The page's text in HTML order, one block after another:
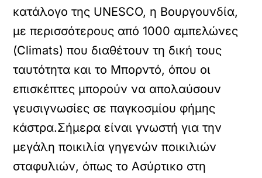
κατάλογο της UNESCO, η Βουργουνδία,
με περισσότερους από 1000 αμπελώνες
(Climats) που διαθέτουν τη δική τους
ταυτότητα και το Μπορντό, όπου οι
επισκέπτες μπορούν να απολαύσουν
γευσιγνωσίες σε παγκοσμίου φήμης
κάστρα.Σήμερα είναι γνωστή για την
μεγάλη ποικιλία γηγενών ποικιλιών
σταφυλιών, όπως το Ασύρτικο στη